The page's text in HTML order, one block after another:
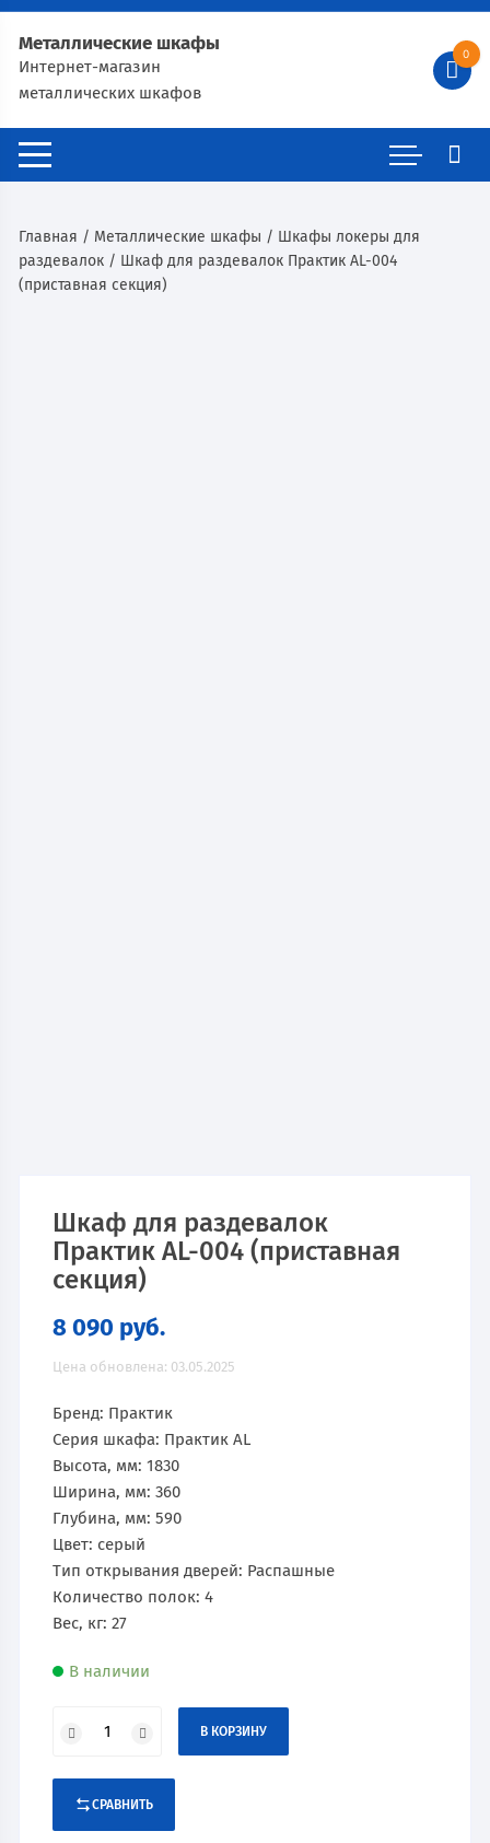
Металлические шкафы
Интернет-магазин
металлических шкафов
0
Главная / Металлические шкафы / Шкафы локеры для
раздевалок / Шкаф для раздевалок Практик AL-004
(приставная секция)
Шкаф для раздевалок
Практик AL-004 (приставная
секция)
8 090 руб.
Цена обновлена: 03.05.2025
Бренд: Практик
Серия шкафа: Практик AL
Высота, мм: 1830
Ширина, мм: 360
Глубина, мм: 590
Цвет: серый
Тип открывания дверей: Распашные
Количество полок: 4
Вес, кг: 27
В наличии
В КОРЗИНУ
СРАВНИТЬ